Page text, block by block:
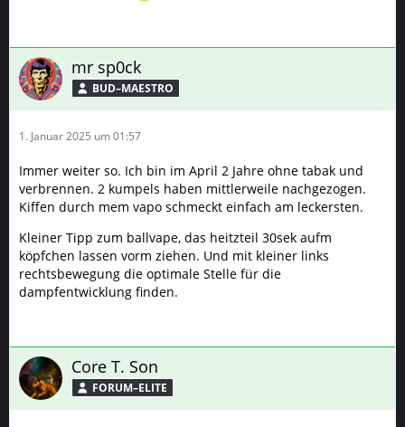
mr sp0ck
BUD–MAESTRO
1. Januar 2025 um 01:57
Immer weiter so. Ich bin im April 2 Jahre ohne tabak und
verbrennen. 2 kumpels haben mittlerweile nachgezogen.
Kiffen durch mem vapo schmeckt einfach am leckersten.
Kleiner Tipp zum ballvape, das heitzteil 30sek aufm
köpfchen lassen vorm ziehen. Und mit kleiner links
rechtsbewegung die optimale Stelle für die
dampfentwicklung finden.
Core T. Son
FORUM–ELITE